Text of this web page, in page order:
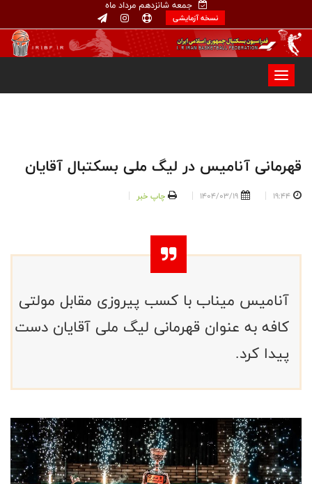
جمعه شانزدهم مرداد ماه
نسخه آزمایشی
قهرمانی آنامیس در لیگ ملی بسکتبال آقایان
19:44
1404/03/19 چاپ خبر
آنامیس میناب با کسب پیروزی مقابل مولتی
کافه به عنوان قهرمانی لیگ ملی آقایان دست
پیدا کرد.